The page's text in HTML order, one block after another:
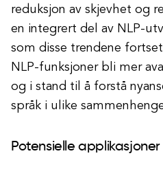
reduksjon av skjevhet og
en integrert del av NLP-
som disse trendene
NLP-funksjoner bli mer
og i stand til å forstå
språk i ulike
Potensielle applikasjoner